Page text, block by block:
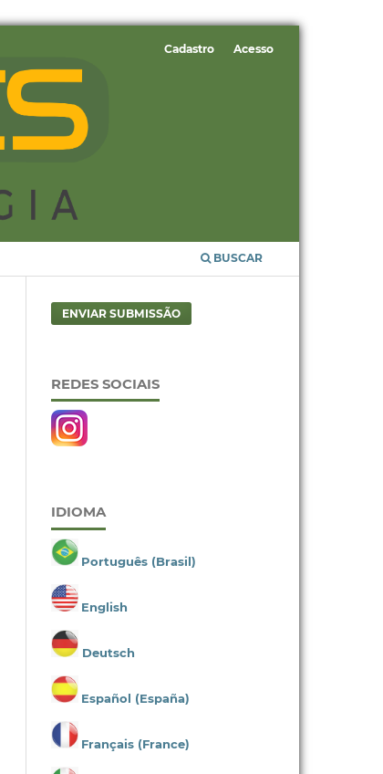
BUSCAR
Cadastro Acesso
ENVIAR SUBMISSÃO
REDES SOCIAIS
IDIOMA
Português (Brasil)
English
Deutsch
Español (España)
Français (France)